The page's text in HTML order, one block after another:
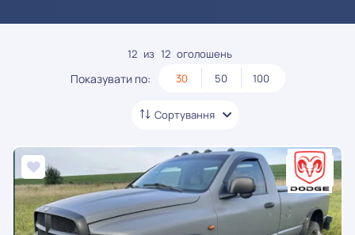
12 из 12 оголошень
Показувати по: 30 50 100
Сортування